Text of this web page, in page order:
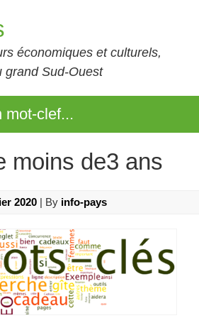
économiques et culturels,
grand Sud-Ouest
mot-clef...
moins de3 ans
2020 | By info-pays